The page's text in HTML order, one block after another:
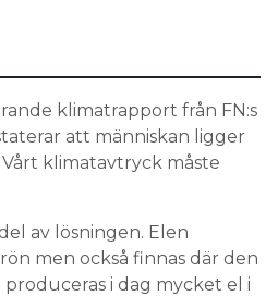
klimatrapport från FN:s
att människan ligger
klimatavtryck måste
av lösningen. Elen
men också finnas där den
i dag mycket el i